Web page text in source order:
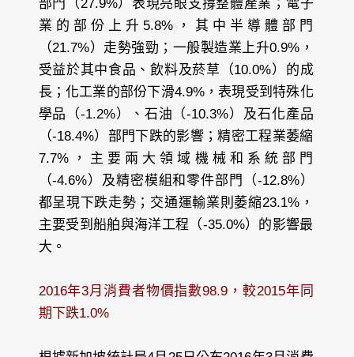
部門（27.9%）表現亮眼支撐整體產業；電子
業的部份上升5.8%，其中半導體部門
（21.7%）走勢強勁；一般製造業上升0.9%，
受益於其中食品、飲料及菸草（10.0%）的成
長；化工業的部份下滑4.9%，表現受到特殊化
學品（-1.2%）、石油（-10.3%）及石化產品
（-18.4%）部門下跌的影響；精密工程業萎縮
7.7%，主要兩大領域機械和系統部門
（-4.6%）及精密模組和零件部門（-12.8%）
都呈現下跌走勢；交通運輸業則萎縮23.1%，
主要受到船舶與海洋工程（-35.0%）的影響最
大。
2016年3月消費者物價指數98.9，較2015年同
期下跌1.0%